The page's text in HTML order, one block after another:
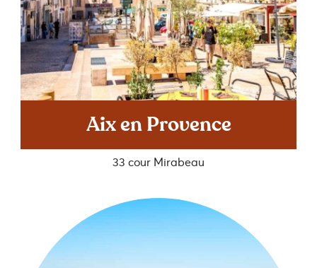
Aix en Provence
33 cour Mirabeau